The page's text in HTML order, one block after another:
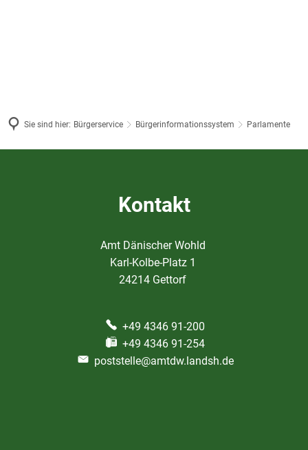
Sie sind hier: Bürgerservice Bürgerinformationssystem Parlamente
Kontakt
Amt Dänischer Wohld
Karl-Kolbe-Platz 1
24214 Gettorf
+49 4346 91-200
+49 4346 91-254
poststelle@amtdw.landsh.de